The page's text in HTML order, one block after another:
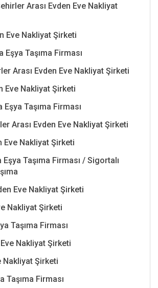
Arası Evden Eve Nakliyat
Eve Nakliyat Şirketi
Eşya Taşıma Firması
Arası Evden Eve Nakliyat Şirketi
Eve Nakliyat Şirketi
Taşıma Firması
Arası Evden Eve Nakliyat Şirketi
Eve Nakliyat Şirketi
Taşıma Firması / Sigortalı
Eve Nakliyat Şirketi
Nakliyat Şirketi
Taşıma Firması
Nakliyat Şirketi
Nakliyat Şirketi
Taşıma Firması